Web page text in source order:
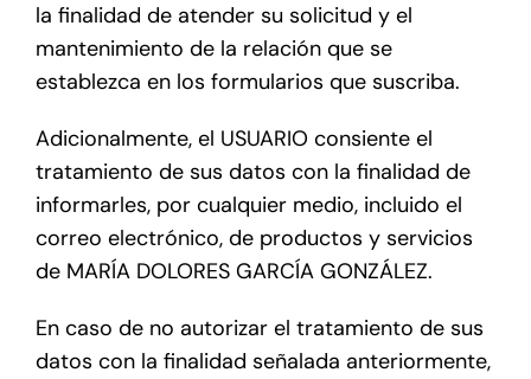
la finalidad de atender su solicitud y el
mantenimiento de la relación que se
establezca en los formularios que suscriba.
Adicionalmente, el USUARIO consiente el
tratamiento de sus datos con la finalidad de
informarles, por cualquier medio, incluido el
correo electrónico, de productos y servicios
de MARÍA DOLORES GARCÍA GONZÁLEZ.
En caso de no autorizar el tratamiento de sus
datos con la finalidad señalada anteriormente,